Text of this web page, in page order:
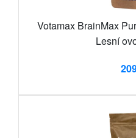
Votamax BrainMax
Lesní